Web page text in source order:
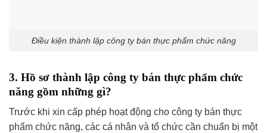
Điều kiện thành lập công ty bán thực phẩm chức năng
3. Hồ sơ thành lập công ty bán thực phẩm chức
năng gồm những gì?
Trước khi xin cấp phép hoạt động cho công ty bán thực
phẩm chức năng, các cá nhân và tổ chức cần chuẩn bị một